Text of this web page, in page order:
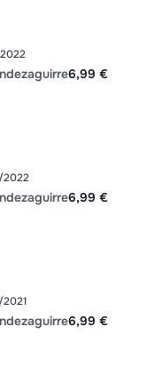
6,99 €
2022
6,99 €
6,99 €